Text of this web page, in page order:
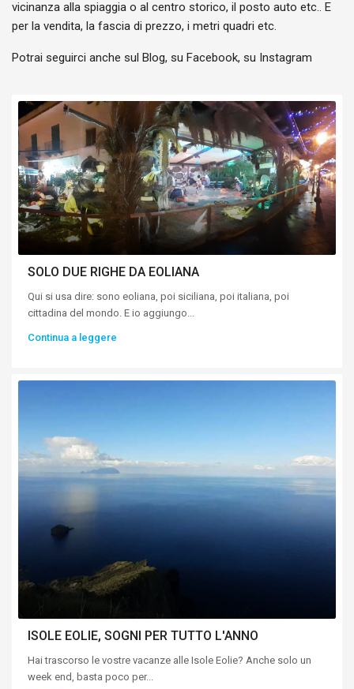
vicinanza alla spiaggia o al centro storico, il posto auto etc.. E
per la vendita, la fascia di prezzo, i metri quadri etc.
Potrai seguirci anche sul Blog, su Facebook, su Instagram
SOLO DUE RIGHE DA EOLIANA
Qui si usa dire: sono eoliana, poi siciliana, poi italiana, poi
cittadina del mondo. E io aggiungo...
Continua a leggere
ISOLE EOLIE, SOGNI PER TUTTO L'ANNO
Hai trascorso le vostre vacanze alle Isole Eolie? Anche solo un
week end, basta poco per...